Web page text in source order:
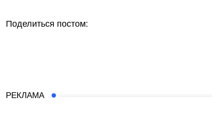
Поделиться постом:
РЕКЛАМА